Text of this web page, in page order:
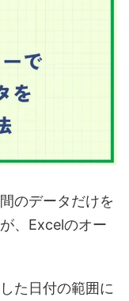
のデータだけを
、 Excelのオー
た日付の範囲に